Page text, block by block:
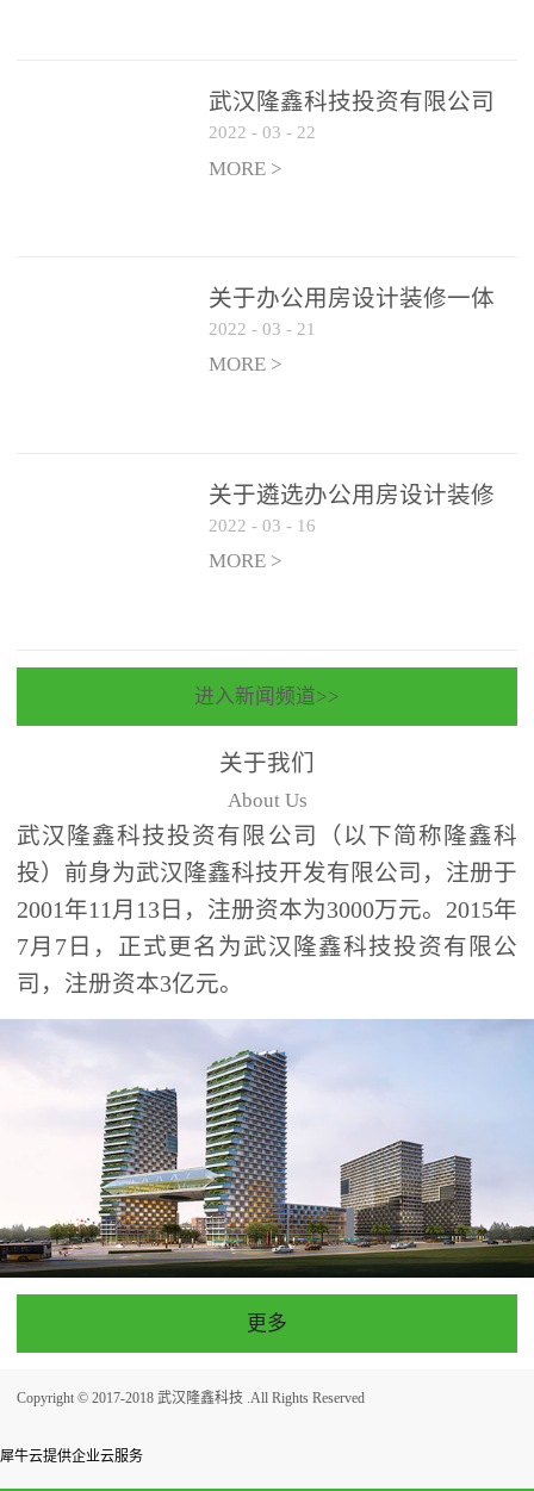
武汉隆鑫科技投资有限公司
招聘实施方案
2022 - 03 - 22
MORE >
关于办公用房设计装修一体
化项目 跟踪审计和监理单位
遴选结果的公告
2022 - 03 - 21
MORE >
关于遴选办公用房设计装修
一体化项目 跟踪审计和监理
单位的公告
2022 - 03 - 16
MORE >
进入新闻频道>>
关于我们
About Us
武汉隆鑫科技投资有限公司（以下简称隆鑫科
投）前身为武汉隆鑫科技开发有限公司，注册于
2001年11月13日，注册资本为3000万元。2015年
7月7日，正式更名为武汉隆鑫科技投资有限公
司，注册资本3亿元。
更多
Copyright © 2017-2018 武汉隆鑫科技 .All Rights Reserved
犀牛云提供企业云服务